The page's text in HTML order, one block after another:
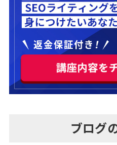
ブログ